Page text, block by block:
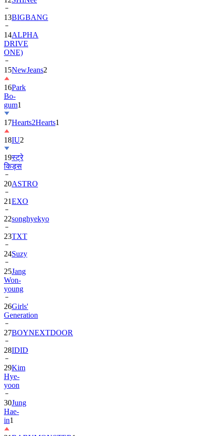
13BIGBANG
14ALPHA
DRIVE
ONE)
15NewJeans2
16Park
Bo-
gum1
17Hearts2Hearts1
18IU2
19स्ट्रे
किड्स
20ASTRO
21EXO
22songhyekyo
23TXT
24Suzy
25Jang
Won-
young
26Girls'
Generation
27BOYNEXTDOOR
28IDID
29Kim
Hye-
yoon
30Jung
Hae-
in1